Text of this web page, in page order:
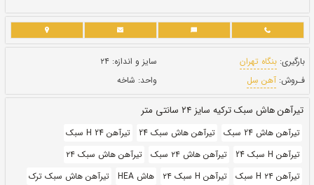
طول:۱۲ متری
بروز رسانی:
قيمت: 312,000